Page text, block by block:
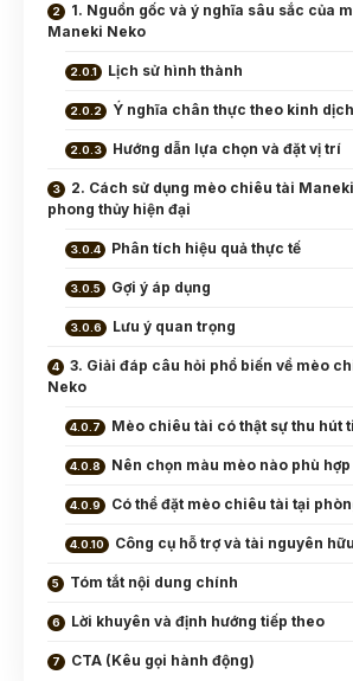
1. Nguồn gốc và ý nghĩa sâu sắc của
Maneki Neko
Lịch sử hình thành
Ý nghĩa chân thực theo kinh dịch
Hướng dẫn lựa chọn và đặt vị trí
2. Cách sử dụng mèo chiêu tài
phong thủy hiện đại
Phân tích hiệu quả thực tế
Gợi ý áp dụng
Lưu ý quan trọng
3. Giải đáp câu hỏi phổ biến về mèo
Neko
Mèo chiêu tài có thật sự thu hút
Nên chọn màu mèo nào phù hợp
Có thể đặt mèo chiêu tài tại
Công cụ hỗ trợ và tài nguyên
Tóm tắt nội dung chính
Lời khuyên và định hướng tiếp theo
CTA (Kêu gọi hành động)